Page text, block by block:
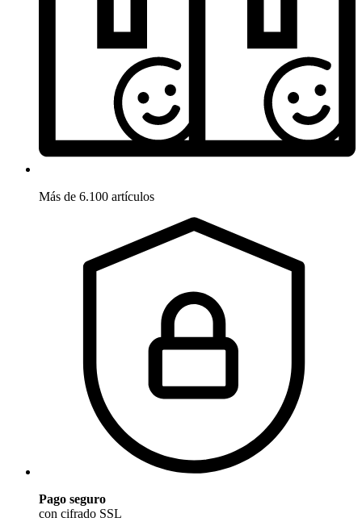
Más de 6.100 artículos
Pago seguro
con cifrado SSL